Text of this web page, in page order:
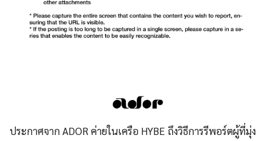
ประกาศจาก ADOR ค่ายในเครือ HYBE ถึงวิธีการรีพอร์ตผู้ที่มุ่ง